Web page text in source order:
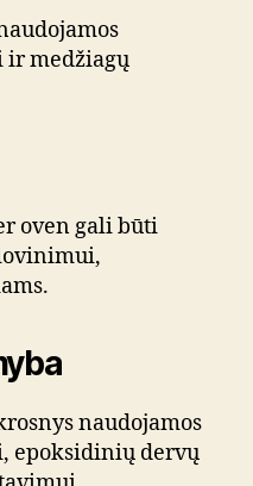
medžiagų
oven gali būti
naudojamos
epoksidinių dervų